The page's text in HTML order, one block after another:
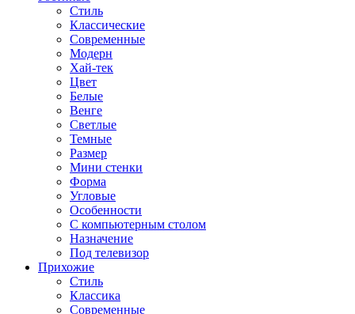
Стиль
Классические
Современные
Модерн
Хай-тек
Цвет
Белые
Венге
Светлые
Темные
Размер
Мини стенки
Форма
Угловые
Особенности
С компьютерным столом
Назначение
Под телевизор
Прихожие
Стиль
Классика
Современные